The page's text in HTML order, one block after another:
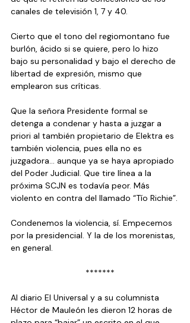
canales de televisión 1, 7 y 40.
Cierto que el tono del regiomontano fue
burlón, ácido si se quiere, pero lo hizo
bajo su personalidad y bajo el derecho de
libertad de expresión, mismo que
emplearon sus críticas.
Que la señora Presidente formal se
detenga a condenar y hasta a juzgar a
priori al también propietario de Elektra es
también violencia, pues ella no es
juzgadora… aunque ya se haya apropiado
del Poder Judicial. Que tire línea a la
próxima SCJN es todavía peor. Más
violento en contra del llamado “Tío Richie”.
Condenemos la violencia, sí. Empecemos
por la presidencial. Y la de los morenistas,
en general.
*******
Al diario El Universal y a su columnista
Héctor de Mauleón les dieron 12 horas de